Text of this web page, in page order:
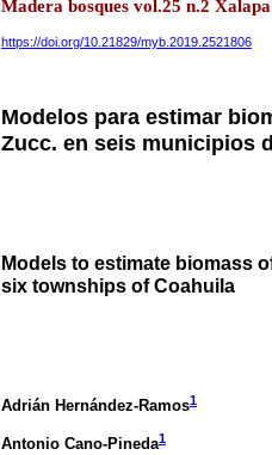
Madera bosques vol.25 n.2
https://doi.org/10.21829/myb.2019.2521806
Modelos para estimar
Zucc. en seis municipios
Models to estimate biomass
six townships of Coahuila
Adrián Hernández-Ramos1
Antonio Cano-Pineda1